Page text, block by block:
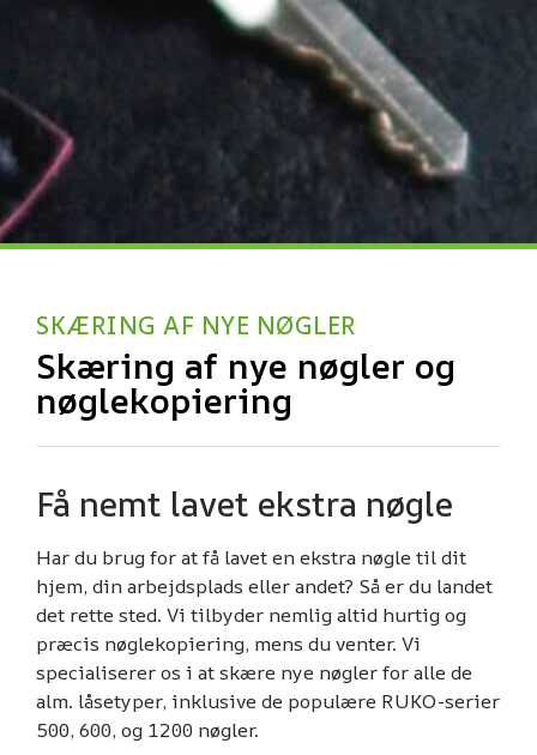
SKÆRING AF NYE NØGLER
Skæring af nye nøgler og
nøglekopiering
Få nemt lavet ekstra nøgle​
Har du brug for at få lavet en ekstra nøgle til dit
hjem, din arbejdsplads eller andet? Så er du landet
det rette sted. Vi tilbyder nemlig altid hurtig og
præcis nøglekopiering, mens du venter. Vi
specialiserer os i at skære nye nøgler for alle de
alm. låsetyper, inklusive de populære RUKO-serier
500, 600, og 1200 nøgler.